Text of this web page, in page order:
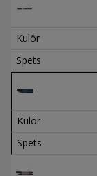
Kulör
Spets
Kulör
Spets